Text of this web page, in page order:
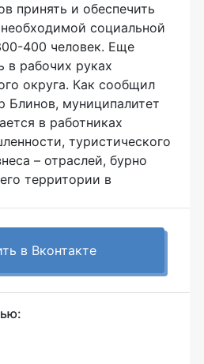
принять и обеспечить
социальной
400 человек. Еще
в рабочих руках
округа. Как сообщил
Блинов, муниципалитет
в работниках
туристического
– отраслей, бурно
территории в
в Вконтакте